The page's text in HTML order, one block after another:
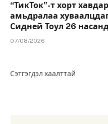
“ТикТок”-т хорт
амьдралаа
Сидней Тоул 26
07/08/2026
Сэтгэгдэл хаалттай